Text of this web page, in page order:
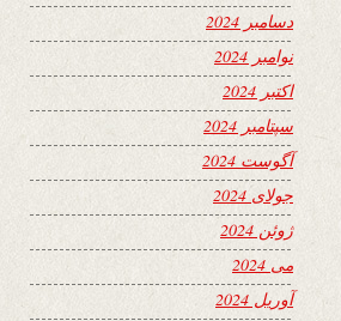
دسامبر 2024
نوامبر 2024
اکتبر 2024
سپتامبر 2024
آگوست 2024
جولای 2024
ژوئن 2024
می 2024
آوریل 2024